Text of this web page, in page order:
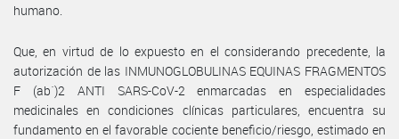
humano.
Que, en virtud de lo expuesto en el considerando precedente, la
autorización de las INMUNOGLOBULINAS EQUINAS FRAGMENTOS
F (ab´)2 ANTI SARS-CoV-2 enmarcadas en especialidades
medicinales en condiciones clínicas particulares, encuentra su
fundamento en el favorable cociente beneficio/riesgo, estimado en